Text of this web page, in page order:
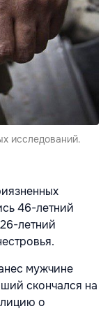
исследований.
46-летний
летний
мужчине
скончался на
о